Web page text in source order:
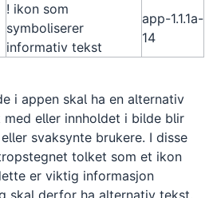
! ikon som
symboliserer
informativ tekst
app-1.1.1a-
14
i appen skal ha en alternativ
eller innholdet i bilde blir
svaksynte brukere. I disse
tolket som et ikon
er viktig informasjon
skal derfor ha alternativ tekst.